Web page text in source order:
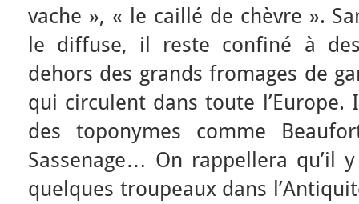
vache », « le caillé de chèvre ».
le diffuse, il reste confiné à
dehors des grands fromages de
qui circulent dans toute
des toponymes comme
Sassenage… On rappellera qu’il
quelques troupeaux dans